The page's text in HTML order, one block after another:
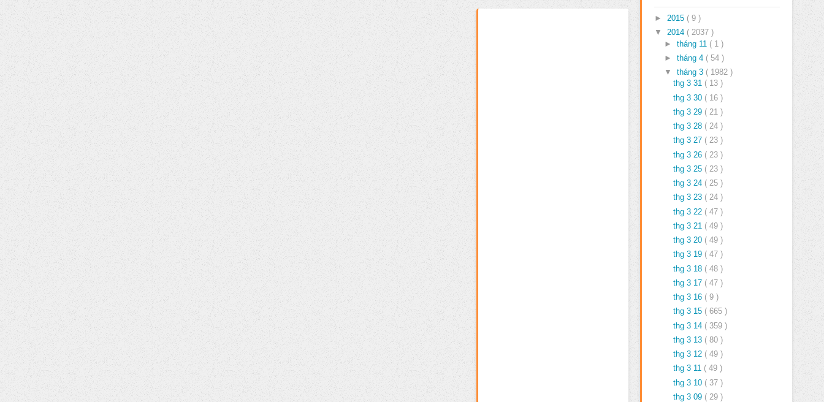
► 2015 ( 9 )
▼ 2014 ( 2037 )
► tháng 11 ( 1 )
► tháng 4 ( 54 )
▼ tháng 3 ( 1982 )
thg 3 31 ( 13 )
thg 3 30 ( 16 )
thg 3 29 ( 21 )
thg 3 28 ( 24 )
thg 3 27 ( 23 )
thg 3 26 ( 23 )
thg 3 25 ( 23 )
thg 3 24 ( 25 )
thg 3 23 ( 24 )
thg 3 22 ( 47 )
thg 3 21 ( 49 )
thg 3 20 ( 49 )
thg 3 19 ( 47 )
thg 3 18 ( 48 )
thg 3 17 ( 47 )
thg 3 16 ( 9 )
thg 3 15 ( 665 )
thg 3 14 ( 359 )
thg 3 13 ( 80 )
thg 3 12 ( 49 )
thg 3 11 ( 49 )
thg 3 10 ( 37 )
thg 3 09 ( 29 )